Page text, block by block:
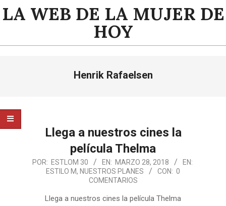
Saltar
alLA WEB DE LA MUJER DE
HOY
Henrik Rafaelsen
Llega a nuestros cines la
película Thelma
2018-
POR: ESTLOM 30 EN: MARZO 28, 2018
EN:
ESTILO M, NUESTROS PLANES CON: 0
COMENTARIOS
Llega a nuestros cines la película Thelma